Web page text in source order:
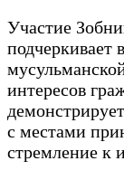
Участие
подчеркивает
интересов
с местами
стремление к